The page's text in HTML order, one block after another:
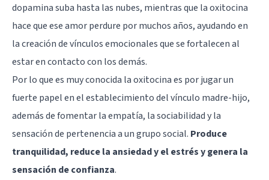
dopamina suba hasta las nubes, mientras que la oxitocina
hace que ese amor perdure por muchos años, ayudando en
la creación de vínculos emocionales que se fortalecen al
estar en contacto con los demás.
Por lo que es muy conocida la oxitocina es por jugar un
fuerte papel en el establecimiento del vínculo madre-hijo,
además de fomentar la empatía, la sociabilidad y la
sensación de pertenencia a un grupo social. Produce
tranquilidad, reduce la ansiedad y el estrés y genera la
sensación de confianza.